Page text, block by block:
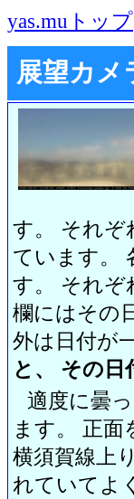
yas.muトップ
展望カメ
す。 それぞ
ています。
す。 それぞ
欄にはその
外は日付が
と、 その
適度に曇
ます。 正
横須賀線上
れていてよ